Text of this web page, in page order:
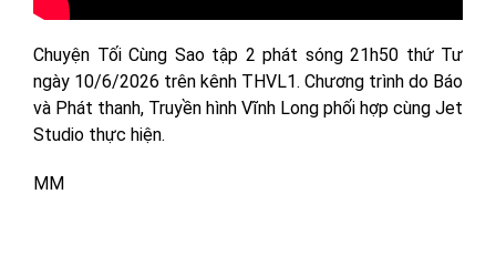
Chuyện Tối Cùng Sao tập 2 phát sóng 21h50 thứ Tư
ngày 10/6/2026 trên kênh THVL1. Chương trình do Báo
và Phát thanh, Truyền hình Vĩnh Long phối hợp cùng Jet
Studio thực hiện.
MM